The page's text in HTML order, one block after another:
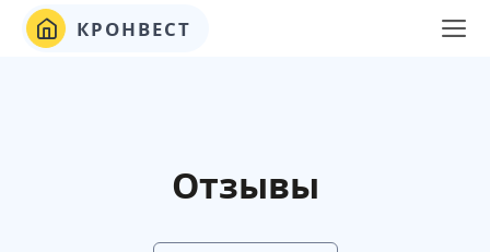
КРОНВЕСТ
Отзывы